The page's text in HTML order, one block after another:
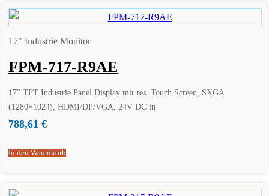
17" Industrie Monitor
FPM-717-R9AE
17″ TFT Industrie Panel Display mit res. Touch Screen, SXGA
(1280×1024), HDMI/DP/VGA, 24V DC in
788,61 €
In den Warenkorb